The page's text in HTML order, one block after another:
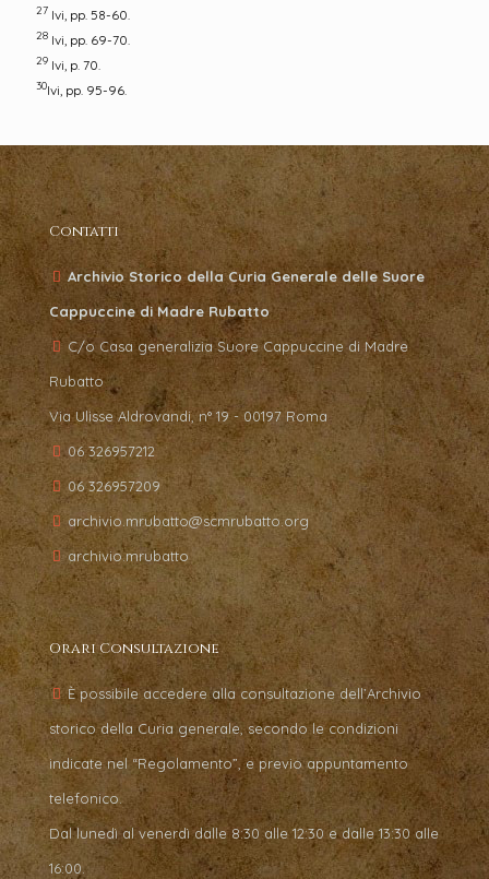
27 Ivi, pp. 58-60.
28 Ivi, pp. 69-70.
29 Ivi, p. 70.
30Ivi, pp. 95-96.
Contatti
Archivio Storico della Curia Generale delle Suore
Cappuccine di Madre Rubatto
C/o Casa generalizia Suore Cappuccine di Madre
Rubatto
Via Ulisse Aldrovandi, n° 19 - 00197 Roma
06 326957212
06 326957209
archivio.mrubatto@scmrubatto.org
archivio.mrubatto
Orari Consultazione
È possibile accedere alla consultazione dell’Archivio
storico della Curia generale, secondo le condizioni
indicate nel “Regolamento”, e previo appuntamento
telefonico.
Dal lunedì al venerdì dalle 8:30 alle 12:30 e dalle 13:30 alle
16:00.